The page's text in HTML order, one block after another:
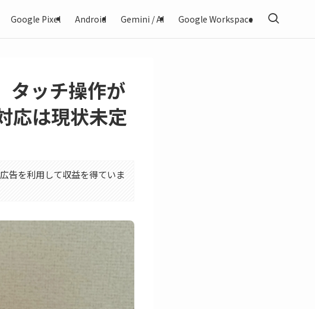
Google Pixel Android Gemini / AI Google Workspace
タッチ操作が
応は現状未定
告を利用して収益を得ていま